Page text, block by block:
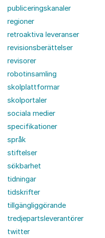
publiceringskanaler
regioner
retroaktiva leveranser
revisionsberättelser
revisorer
robotinsamling
skolplattformar
skolportaler
sociala medier
specifikationer
språk
stiftelser
sökbarhet
tidningar
tidskrifter
tillgängliggörande
tredjepartsleverantörer
twitter